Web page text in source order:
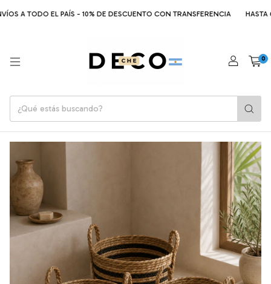
A TODO EL PAÍS - 10% DE DESCUENTO CON TRANSFERENCIA HASTA
0